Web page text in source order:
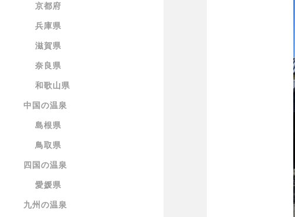
京都府
兵庫県
滋賀県
奈良県
和歌山県
中国の温泉
島根県
鳥取県
四国の温泉
愛媛県
九州の温泉